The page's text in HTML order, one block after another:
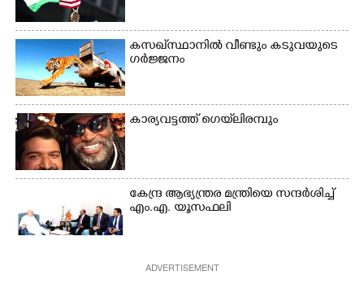
കസഖ്‌സ്ഥാനിൽ വീണ്ടും കടുവയുടെ
ഗർജ്ജനം
കാര്യവട്ടത്ത് ഗെയ്‌ലിരമ്പും
കേന്ദ്ര ആഭ്യന്ത്രര മന്ത്രിയെ സന്ദർശിച്ച്
എം.എ. യൂസഫലി
ADVERTISEMENT